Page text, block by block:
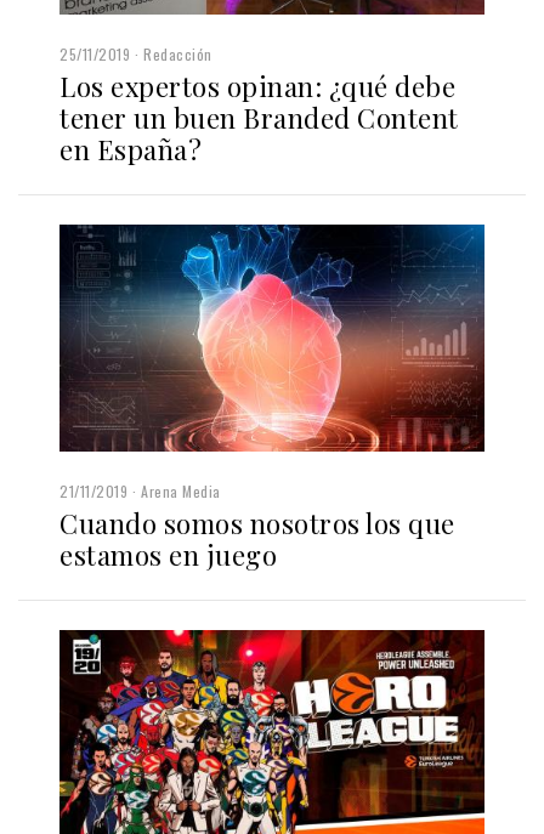
25/11/2019 Redacción
Los expertos opinan: ¿qué debe
tener un buen Branded Content
en España?
21/11/2019 Arena Media
Cuando somos nosotros los que
estamos en juego